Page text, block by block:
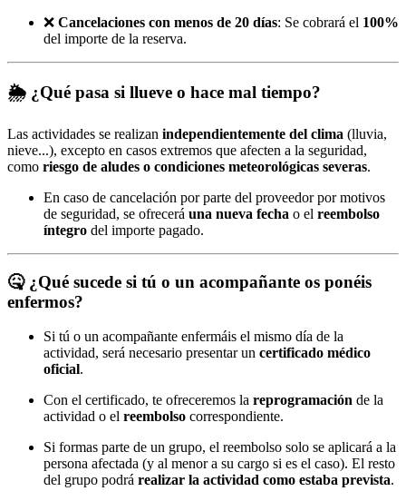
❌ Cancelaciones con menos de 20 días: Se cobrará el 100%
del importe de la reserva.
🌦️ ¿Qué pasa si llueve o hace mal tiempo?
Las actividades se realizan independientemente del clima (lluvia,
nieve...), excepto en casos extremos que afecten a la seguridad,
como riesgo de aludes o condiciones meteorológicas severas.
En caso de cancelación por parte del proveedor por motivos
de seguridad, se ofrecerá una nueva fecha o el reembolso
íntegro del importe pagado.
🤒 ¿Qué sucede si tú o un acompañante os ponéis
enfermos?
Si tú o un acompañante enfermáis el mismo día de la
actividad, será necesario presentar un certificado médico
oficial.
Con el certificado, te ofreceremos la reprogramación de la
actividad o el reembolso correspondiente.
Si formas parte de un grupo, el reembolso solo se aplicará a la
persona afectada (y al menor a su cargo si es el caso). El resto
del grupo podrá realizar la actividad como estaba prevista.